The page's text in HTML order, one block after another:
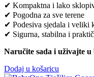
✔ Kompaktna i lako
✔ Pogodna za sve terene
✔ Podesiva sjedala i veliki
✔ Sigurna, stabilna i
Naručite sada i uživajte
Dodaj u košaricu